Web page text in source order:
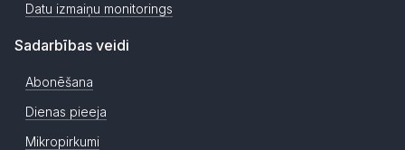
Datu izmaiņu monitorings
Sadarbības veidi
Abonēšana
Dienas pieeja
Mikropirkumi